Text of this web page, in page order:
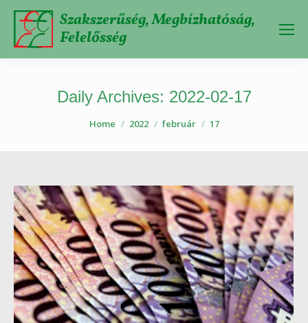
Szakszerűség, Megbízhatóság,
Felelősség
Daily Archives: 2022-02-17
Home 2022 február 17